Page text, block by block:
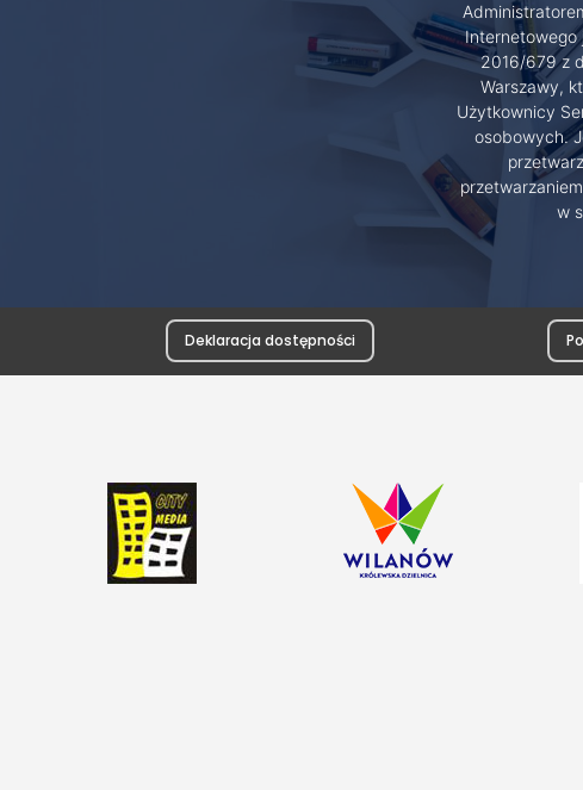
Internetowego
2016/679 z
Warszawy,
Użytkownicy
osobowych.
w
Deklaracja dostępności